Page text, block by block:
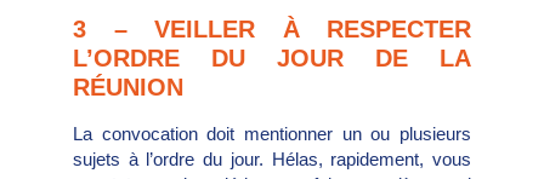
3 – VEILLER À RESPECTER
L’ORDRE DU JOUR DE LA
RÉUNION
La convocation doit mentionner un ou plusieurs
sujets à l’ordre du jour. Hélas, rapidement, vous